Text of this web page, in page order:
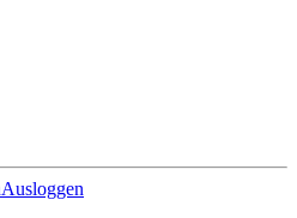
Ausloggen